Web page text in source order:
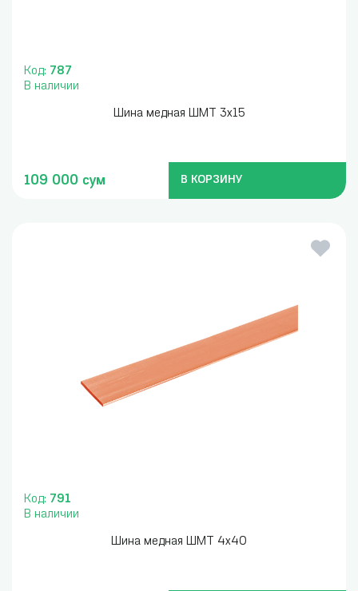
Код: 787
В наличии
Шина медная ШМТ 3х15
109 000 сум В КОРЗИНУ
Код: 791
В наличии
Шина медная ШМТ 4х40